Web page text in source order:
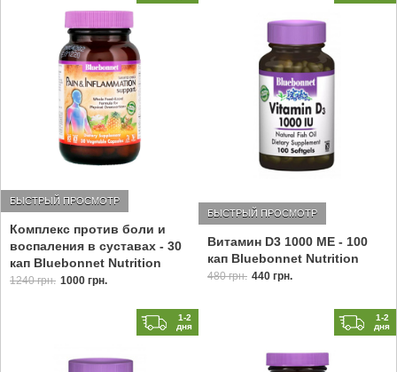
Комплекс против боли и
воспаления в суставах - 30
кап Bluebonnet Nutrition
БЫСТРЫЙ ПРОСМОТР
1240 грн. 1000 грн.
Витамин D3 1000 МЕ - 100
кап Bluebonnet Nutrition
БЫСТРЫЙ ПРОСМОТР
480 грн. 440 грн.
1-2
дня
1-2
дня